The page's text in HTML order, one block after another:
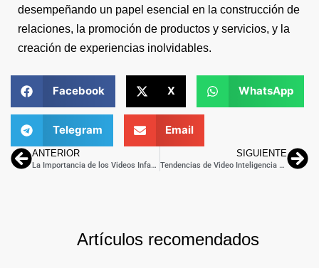
desempeñando un papel esencial en la construcción de
relaciones, la promoción de productos y servicios, y la
creación de experiencias inolvidables.
Facebook X WhatsApp
Telegram Email
ANTERIOR
La Importancia de los Videos Infantiles Educativos: Un Enfoque en el Desarrollo de Contenido
SIGUIENTE
Tendencias de Video Inteligencia Artificial: Innovación Tecnológica en Acción
Artículos recomendados